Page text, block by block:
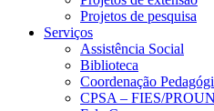
Projetos de pesquisa
Serviços
Assistência Social
Biblioteca
Coordenação
CPSA – FIES/